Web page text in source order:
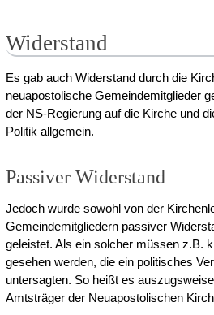
Widerstand
Es gab auch Widerstand durch die
neuapostolische Gemeindemitglieder
der NS-Regierung auf die Kirche und
Politik allgemein.
Passiver Widerstand
Jedoch wurde sowohl von der
Gemeindemitgliedern passiver
geleistet. Als ein solcher müssen z.B.
gesehen werden, die ein politisches
untersagten. So heißt es
Amtsträger der Neuapostolischen